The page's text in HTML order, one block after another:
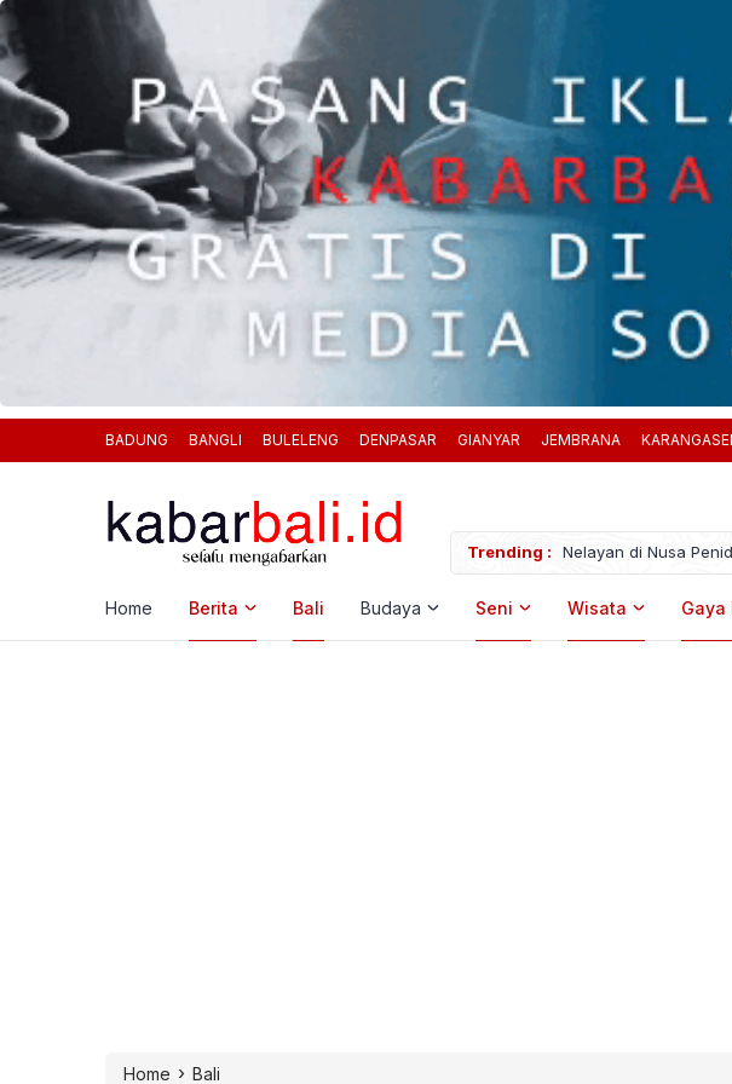
BADUNG BANGLI BULELENG DENPASAR GIANYAR JEMBRANA
Trending :
Pemkab Klungkung Percepat Jadwal Docking Rp3,6 Miliar Nelayan di Nusa
Home Berita Bali Budaya Seni Wisata Gaya
Home › Bali